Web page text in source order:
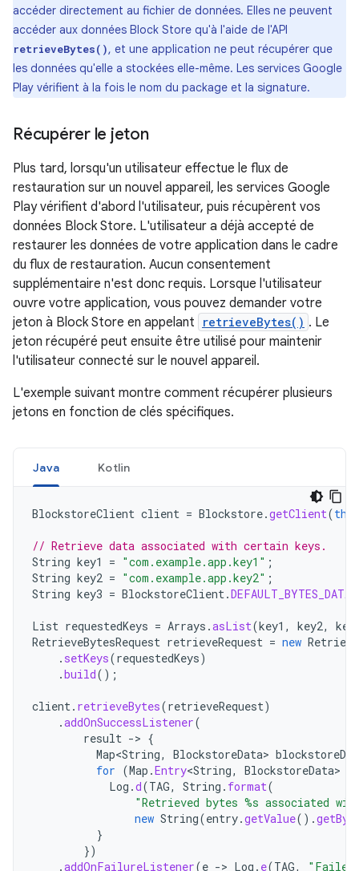
accéder directement au fichier de données. Elles ne peuvent
accéder aux données Block Store qu'à l'aide de l'API
retrieveBytes(), et une application ne peut récupérer que
les données qu'elle a stockées elle-même. Les services Google
Play vérifient à la fois le nom du package et la signature.
Récupérer le jeton
Plus tard, lorsqu'un utilisateur effectue le flux de
restauration sur un nouvel appareil, les services Google
Play vérifient d'abord l'utilisateur, puis récupèrent vos
données Block Store. L'utilisateur a déjà accepté de
restaurer les données de votre application dans le cadre
du flux de restauration. Aucun consentement
supplémentaire n'est donc requis. Lorsque l'utilisateur
ouvre votre application, vous pouvez demander votre
jeton à Block Store en appelant
retrieveBytes() . Le
jeton récupéré peut ensuite être utilisé pour maintenir
l'utilisateur connecté sur le nouvel appareil.
L'exemple suivant montre comment récupérer plusieurs
jetons en fonction de clés spécifiques.
Java Kotlin
BlockstoreClient client = Blockstore.getClient(this
// Retrieve data associated with certain keys.
String key1 = "com.example.app.key1" ;
String key2 = "com.example.app.key2" ;
String key3 = BlockstoreClient.
List requestedKeys = Arrays .asList(key1 , key2,
RetrieveBytesRequest retrieveRequest = new
. setKeys(requestedKeys)
.build();
client. retrieveBytes(retrieveRequest)
.addOnSuccessListener(
result -> {
Map<String, BlockstoreData>
for (Map .Entry<String, BlockstoreData>
Log .d(TAG, String . format(
"Retrieved bytes %s associated
new String(entry.getValue().
}
})
.addOnFailureListener(e -> Log . e(TAG,